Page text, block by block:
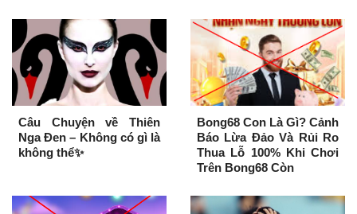
Câu Chuyện về Thiên
Nga Đen – Không có gì là
không thể✨️
Bong68 Con Là Gì? Cảnh
Báo Lừa Đảo Và Rủi Ro
Thua Lỗ 100% Khi Chơi
Trên Bong68 Còn